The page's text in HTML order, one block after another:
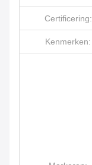
Certificering:
Kenmerken: